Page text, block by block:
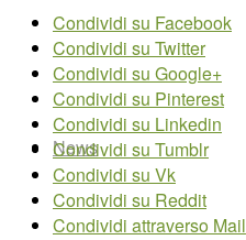
News
Condividi su Facebook
Condividi su Twitter
Condividi su Google+
Condividi su Pinterest
Condividi su Linkedin
Condividi su Tumblr
Condividi su Vk
Condividi su Reddit
Condividi attraverso Mail